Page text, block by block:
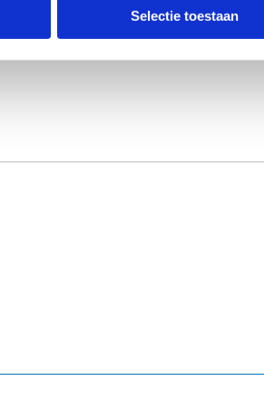
Selectie toestaan